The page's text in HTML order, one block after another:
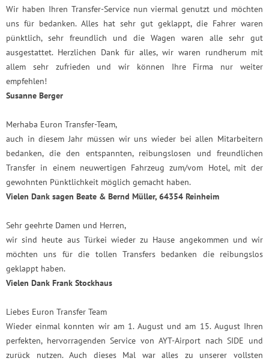
Wir haben Ihren Transfer-Service nun viermal genutzt und möchten
uns für bedanken. Alles hat sehr gut geklappt, die Fahrer waren
pünktlich, sehr freundlich und die Wagen waren alle sehr gut
ausgestattet. Herzlichen Dank für alles, wir waren rundherum mit
allem sehr zufrieden und wir können Ihre Firma nur weiter
empfehlen!
Susanne Berger
Merhaba Euron Transfer-Team,
auch in diesem Jahr müssen wir uns wieder bei allen Mitarbeitern
bedanken, die den entspannten, reibungslosen und freundlichen
Transfer in einem neuwertigen Fahrzeug zum/vom Hotel, mit der
gewohnten Pünktlichkeit möglich gemacht haben.
Vielen Dank sagen Beate & Bernd Müller, 64354 Reinheim
Sehr geehrte Damen und Herren,
wir sind heute aus Türkei wieder zu Hause angekommen und wir
möchten uns für die tollen Transfers bedanken die reibungslos
geklappt haben.
Vielen Dank Frank Stockhaus
Liebes Euron Transfer Team
Wieder einmal konnten wir am 1. August und am 15. August Ihren
perfekten, hervorragenden Service von AYT-Airport nach SIDE und
zurück nutzen. Auch dieses Mal war alles zu unserer vollsten